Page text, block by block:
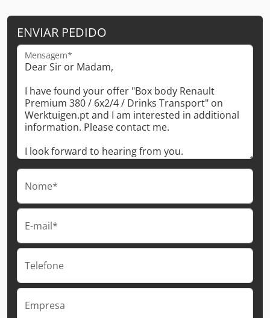
ENVIAR PEDIDO
Mensagem*
Nome*
E-mail*
Telefone
Empresa